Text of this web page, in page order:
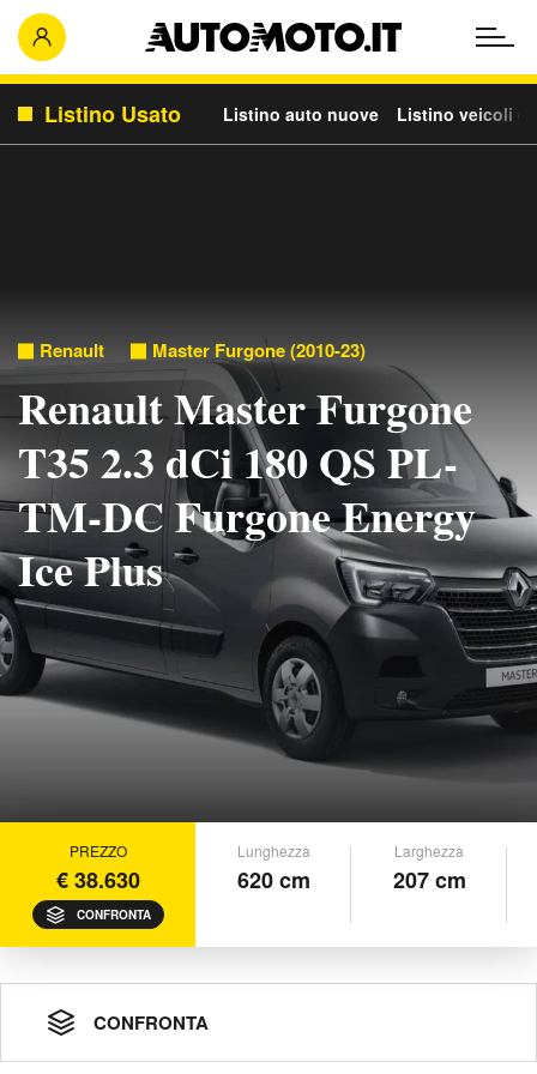
Listino Usato Listino auto nuove Listino veicoli
Renault Master Furgone (2010-23)
Renault Master Furgone
T35 2.3 dCi 180 QS PL-
TM-DC Furgone Energy
Ice Plus
PREZZO
€ 38.630
CONFRONTA
Lunghezza
620 cm
Larghezza
207 cm
CONFRONTA